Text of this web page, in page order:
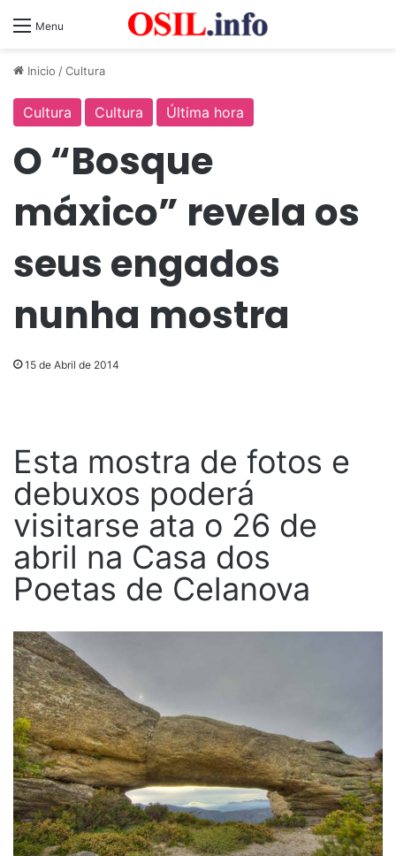
Menu
Inicio /Cultura
Cultura Cultura Última hora
O “Bosque
máxico” revela os
seus engados
nunha mostra
15 de Abril de 2014
Esta mostra de fotos e
debuxos poderá
visitarse ata o 26 de
abril na Casa dos
Poetas de Celanova